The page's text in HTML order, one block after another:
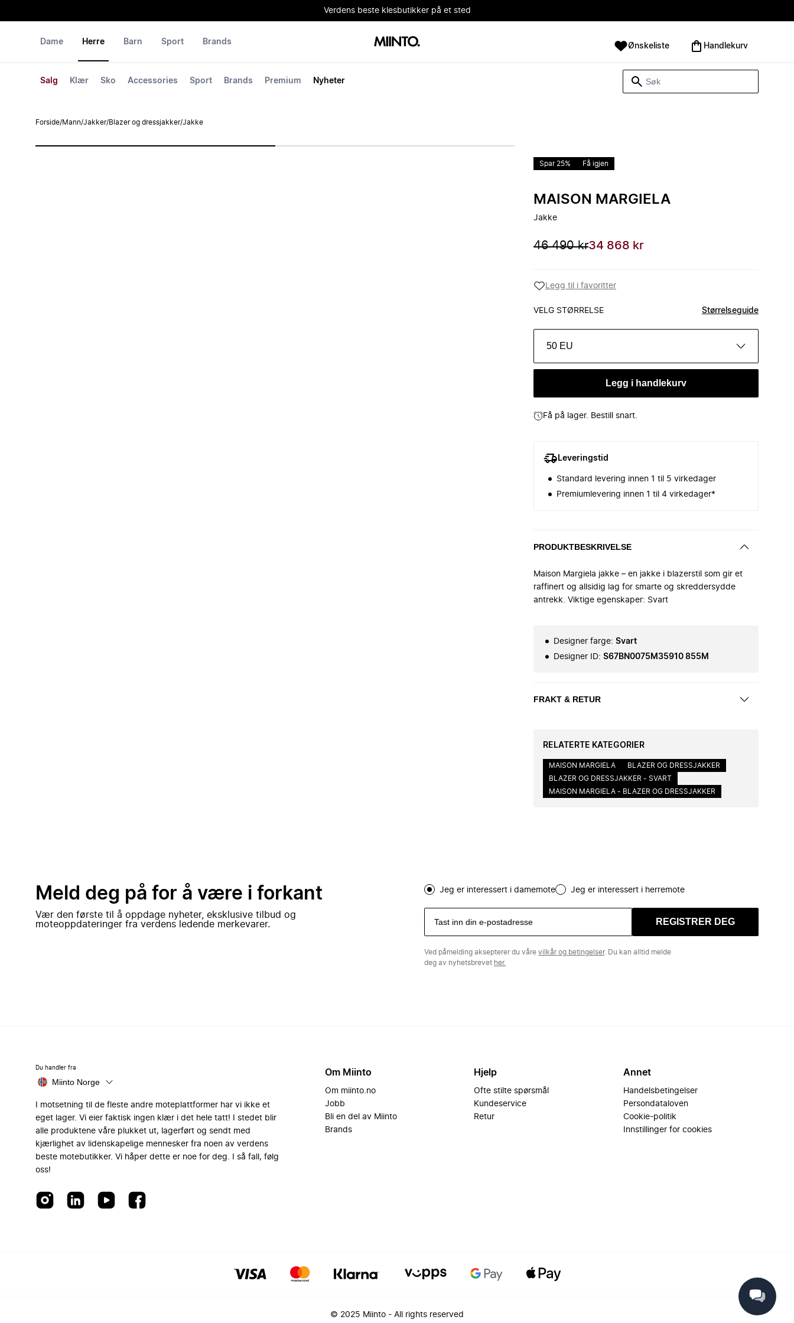
Verdens beste klesbutikker på et sted
Dame Herre
Salg Klær Sko Accessories Sport Brands Premium Nyheter
Barn Sport Brands Ønskeliste Handlekurv
Forside/Mann/Jakker/Blazer og dressjakker/Jakke
Spar 25% Få igjen
MAISON MARGIELA
Jakke
46 490 kr34 868 kr
Legg til i favoritter
VELG STØRRELSE Størrelseguide
50 EU
Legg i handlekurv
Få på lager. Bestill snart.
Leveringstid
Standard levering innen 1 til 5 virkedager
Premiumlevering innen 1 til 4 virkedager*
PRODUKTBESKRIVELSE
Maison Margiela jakke – en jakke i blazerstil som gir et
raffinert og allsidig lag for smarte og skreddersydde
antrekk. Viktige egenskaper: Svart
Designer farge: Svart
Designer ID: S67BN0075M35910 855M
FRAKT & RETUR
RELATERTE KATEGORIER
MAISON MARGIELA
BLAZER OG DRESSJAKKER
BLAZER OG DRESSJAKKER - SVART
MAISON MARGIELA - BLAZER OG DRESSJAKKER
Meld deg på for å være i forkant
Vær den første til å oppdage nyheter, eksklusive tilbud og
moteoppdateringer fra verdens ledende merkevarer.
Jeg er interessert i damemote Jeg er interessert i herremote
REGISTRER DEG
Ved påmelding aksepterer du våre vilkår og betingelser. Du kan alltid melde
deg av nyhetsbrevet her.
Du handler fra
Miinto Norge
I motsetning til de fleste andre moteplattformer har vi ikke et
eget lager. Vi eier faktisk ingen klær i det hele tatt! I stedet blir
alle produktene våre plukket ut, lagerført og sendt med
kjærlighet av lidenskapelige mennesker fra noen av verdens
beste motebutikker. Vi håper dette er noe for deg. I så fall, følg
oss!
Om Miinto
Om miinto.no
Jobb
Bli en del av Miinto
Brands
Hjelp
Ofte stilte spørsmål
Kundeservice
Retur
Annet
Handelsbetingelser
Persondataloven
Cookie-politik
Innstillinger for cookies
© 2025 Miinto - All rights reserved